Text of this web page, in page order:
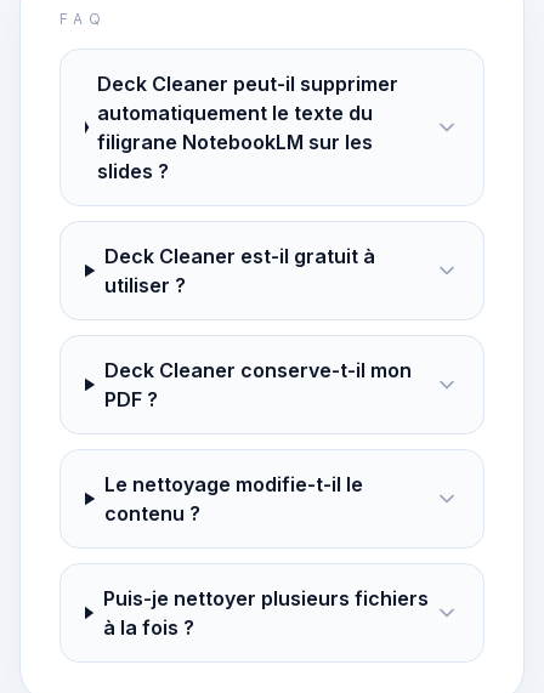
FAQ
Deck Cleaner peut-il supprimer
automatiquement le texte du
filigrane NotebookLM sur les
slides ?
Deck Cleaner est-il gratuit à
utiliser ?
Deck Cleaner conserve-t-il mon
PDF ?
Le nettoyage modifie-t-il le
contenu ?
Puis-je nettoyer plusieurs fichiers
à la fois ?